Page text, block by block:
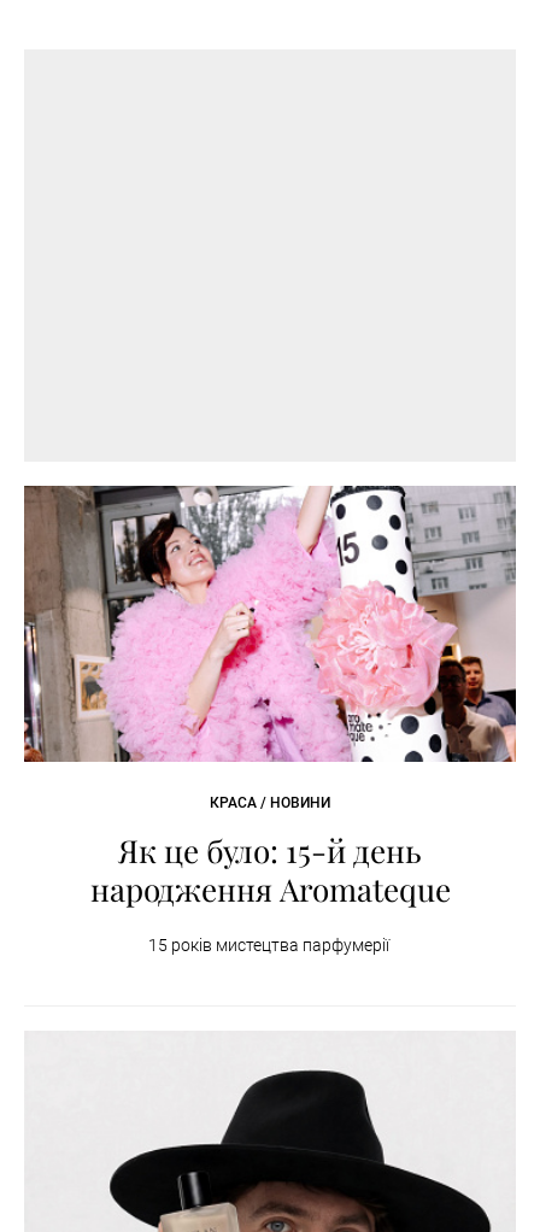
КРАСА / НОВИНИ
Як це було: 15-й день
народження Aromateque
15 років мистецтва парфумерії